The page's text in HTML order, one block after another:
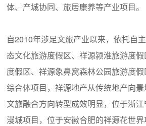
体、产城协同、旅居康养等产业项目。
自2010年涉足文旅产业以来，依托自
态文化旅游度假区、祥源颍淮旅游度
度假区、祥源象鼻窝森林公园旅游度
综合体项目，祥源地产从传统地产向
文旅融合方向转型成效明显，位于浙
漫城项目，位于安徽合肥的祥源花世